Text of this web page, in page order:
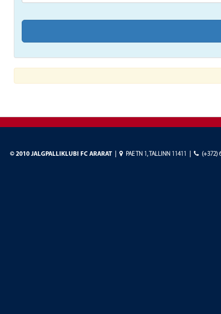
© 2010 JALGPALLIKLUBI FC ARARAT PAE TN 1, TALLINN 11411 (+372)